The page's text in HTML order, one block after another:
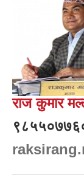
राज कुमार